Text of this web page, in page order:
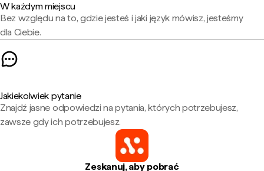
W każdym miejscu
Bez względu na to, gdzie jesteś i jaki język mówisz, jesteśmy
dla Ciebie.
Jakiekolwiek pytanie
Znajdź jasne odpowiedzi na pytania, których potrzebujesz,
zawsze gdy ich potrzebujesz.
Zeskanuj, aby pobrać